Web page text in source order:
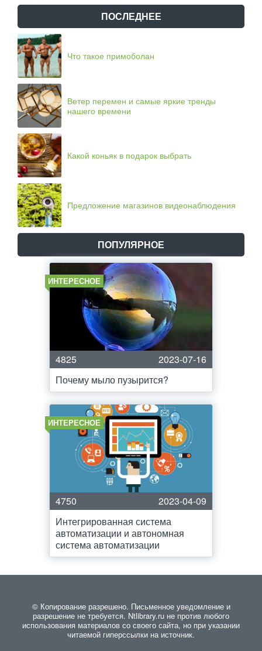
ПОСЛЕДНЕЕ
Что такое примоболан
Ветер перемен и самые яркие тренды
нашего времени
Какой коньяк в подарок выбрать
Предложение магазинов видеонаблюдения
ПОПУЛЯРНОЕ
ИНТЕРЕСНОЕ
4825
2023-07-16
Почему мыло пузырится?
ИНТЕРЕСНОЕ
4750
2023-04-09
Интегрированная система
автоматизации и автономная
система автоматизации
© Копирование разрешено. Письменное уведомление и
разрешение не требуется. Ntlibrary.ru не против любого
использования материалов со своего сайта, но при указании
читаемой гиперссылки на источник.